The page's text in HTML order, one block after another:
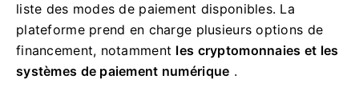
liste des modes de paiement disponibles. La
plateforme prend en charge plusieurs options de
financement, notamment les cryptomonnaies et les
systèmes de paiement numérique .